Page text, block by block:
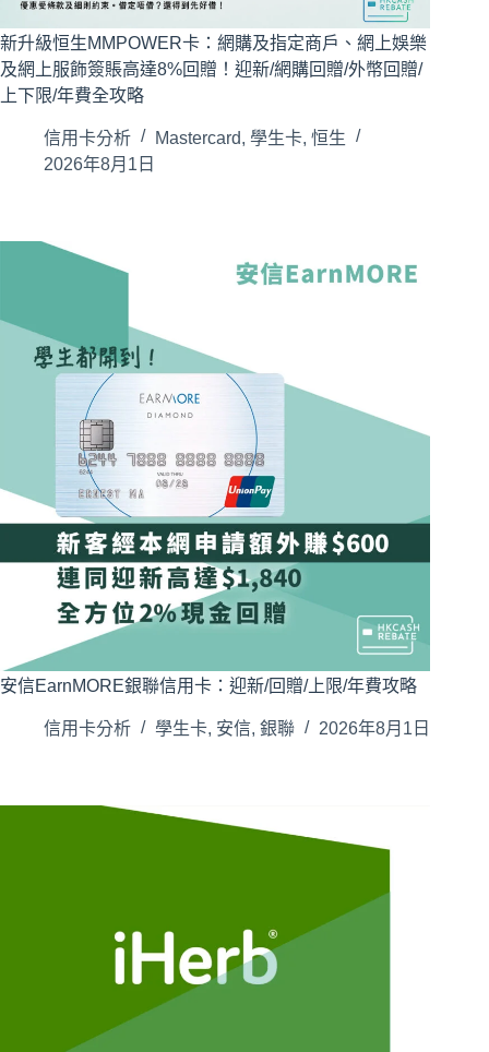
新升級恒生MMPOWER卡：網購及指定商戶、網上娛樂
及網上服飾簽賬高達8%回贈！迎新/網購回贈/外幣回贈/
上下限/年費全攻略
信用卡分析 Mastercard, 學生卡, 恒生
2026年8月1日
安信EarnMORE銀聯信用卡：迎新/回贈/上限/年費攻略
信用卡分析 學生卡, 安信, 銀聯 2026年8月1日